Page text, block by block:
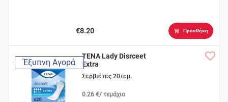
€8.20 Προσθήκη
Έξυπνη Αγορά
TENA Lady Disrceet
Extra
Σερβιέτες 20τεμ.
0.26 €/ τεμάχιο